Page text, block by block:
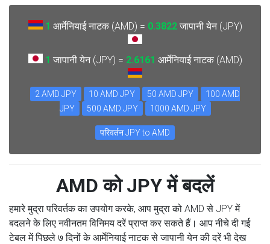
1 आर्मेनियाई नाटक (AMD) = 0.3822जापानी येन (JPY)
1 जापानी येन (JPY) = 2.6161 आर्मेनियाई नाटक (AMD)
2 AMD JPY 10 AMD JPY 50 AMD JPY
100 AMD
JPY
500 AMD JPY 1000 AMD JPY
परिवर्तन JPY to AMD
AMD को JPY में बदलें
हमारे मुद्रा परिवर्तक का उपयोग करके, आप मुद्रा को AMD से JPY में
बदलने के लिए नवीनतम विनिमय दरें प्राप्त कर सकते हैं। आप नीचे दी गई
टेबल में पिछले ७ दिनों के आर्मेनियाई नाटक से जापानी येन की दरें भी देख